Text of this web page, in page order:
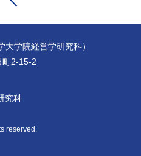
学院経営学研究科）
町2-15-2
究科
reserved.